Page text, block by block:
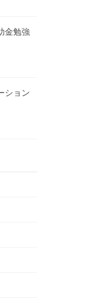
金勉強
ション